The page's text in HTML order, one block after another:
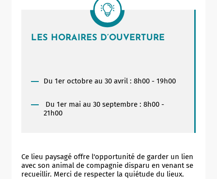
LES HORAIRES D’OUVERTURE
Du 1er octobre au 30 avril : 8h00 - 19h00
Du 1er mai au 30 septembre : 8h00 -
21h00
Ce lieu paysagé offre l'opportunité de garder un lien
avec son animal de compagnie disparu en venant se
recueillir. Merci de respecter la quiétude du lieux.